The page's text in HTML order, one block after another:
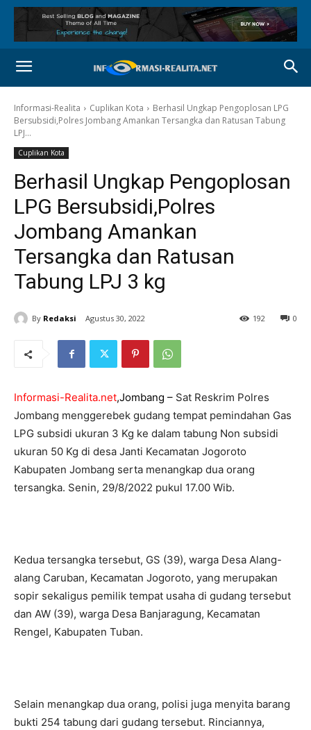
Informasi-Realita Cuplikan Kota
Berhasil Ungkap Pengoplosan LPG
Bersubsidi,Polres Jombang Amankan Tersangka dan Ratusan Tabung
LPJ...
Cuplikan Kota
Berhasil Ungkap Pengoplosan
LPG Bersubsidi,Polres
Jombang Amankan
Tersangka dan Ratusan
Tabung LPJ 3 kg
By Redaksi Agustus 30, 2022 0
192
Informasi-Realita.net,Jombang – Sat Reskrim Polres
Jombang menggerebek gudang tempat pemindahan Gas
LPG subsidi ukuran 3 Kg ke dalam tabung Non subsidi
ukuran 50 Kg di desa Janti Kecamatan Jogoroto
Kabupaten Jombang serta menangkap dua orang
tersangka. Senin, 29/8/2022 pukul 17.00 Wib.
Kedua tersangka tersebut, GS (39), warga Desa Alang-
alang Caruban, Kecamatan Jogoroto, yang merupakan
sopir sekaligus pemilik tempat usaha di gudang tersebut
dan AW (39), warga Desa Banjaragung, Kecamatan
Rengel, Kabupaten Tuban.
Selain menangkap dua orang, polisi juga menyita barang
bukti 254 tabung dari gudang tersebut. Rinciannya,